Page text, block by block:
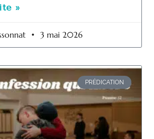
»
3 mai 2026
PRÉDICATION